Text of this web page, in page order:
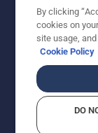
©
pubblicati si
impegnativi,
- Via
Sociale €
By clicking
cookies on
site usage,
Cookie Policy
DO